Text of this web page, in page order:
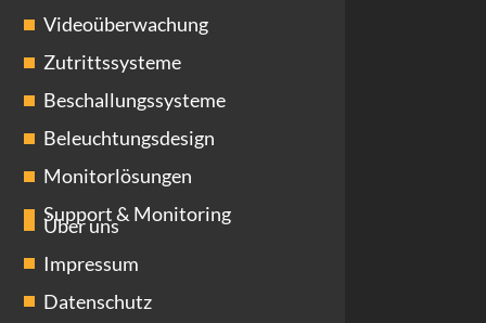
Videoüberwachung
Zutrittssysteme
Beschallungssysteme
Beleuchtungsdesign
Monitorlösungen
Support & Monitoring
Über uns
Impressum
Datenschutz